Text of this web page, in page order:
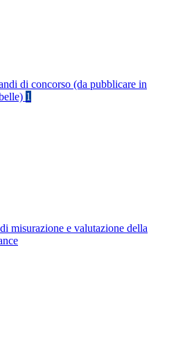
di concorso (da pubblicare in
1
misurazione e valutazione della